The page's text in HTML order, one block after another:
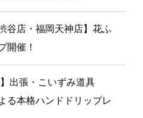
谷店・福岡天神店】花ふ
開催！
出張・こいずみ道具
格ハンドドリップレ